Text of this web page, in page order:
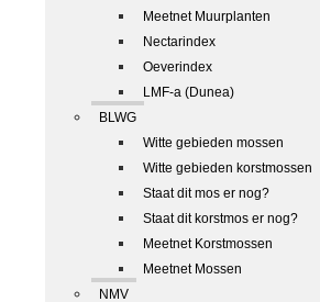
Meetnet Muurplanten
Nectarindex
Oeverindex
LMF-a (Dunea)
BLWG
Witte gebieden mossen
Witte gebieden korstmossen
Staat dit mos er nog?
Staat dit korstmos er nog?
Meetnet Korstmossen
Meetnet Mossen
NMV